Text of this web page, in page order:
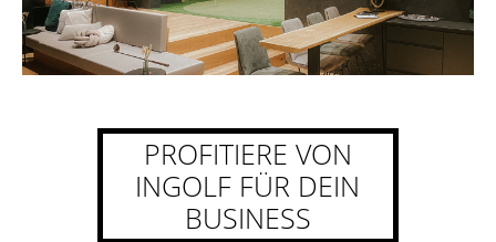
PROFITIERE VON
INGOLF FÜR DEIN
BUSINESS